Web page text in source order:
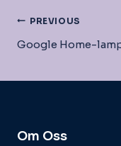
PREVIOUS
Google Home-
Om Oss